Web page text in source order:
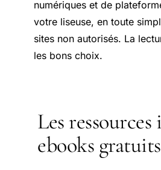
numériques et de
votre liseuse, en toute
sites non autorisés. La
les bons choix.
Les
ebooks